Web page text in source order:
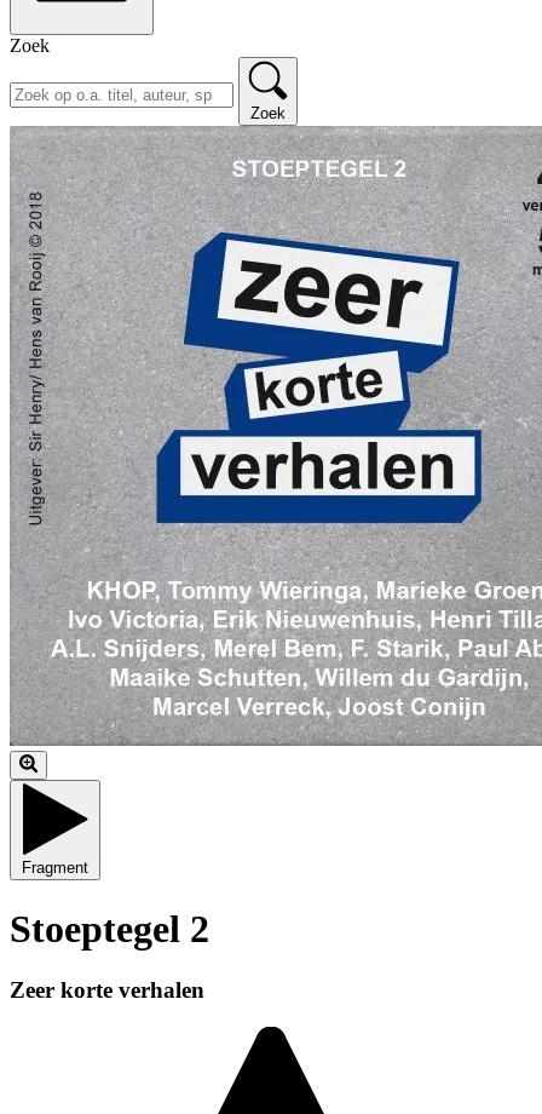
Zoek
Zoek
Fragment
Stoeptegel 2
Zeer korte verhalen